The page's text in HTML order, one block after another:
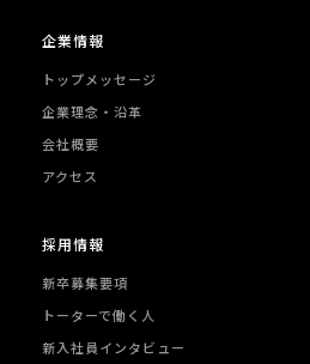
企業情報
トップメッセージ
企業理念・沿革
会社概要
アクセス
採用情報
新卒募集要項
トーターで働く人
新入社員インタビュー